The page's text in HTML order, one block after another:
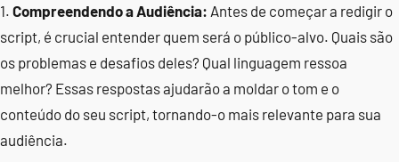
1. Compreendendo a Audiência: Antes de começar a redigir o
script, é crucial entender quem será o público-alvo. Quais são
os problemas e desafios deles? Qual linguagem ressoa
melhor? Essas respostas ajudarão a moldar o tom e o
conteúdo do seu script, tornando-o mais relevante para sua
audiência.